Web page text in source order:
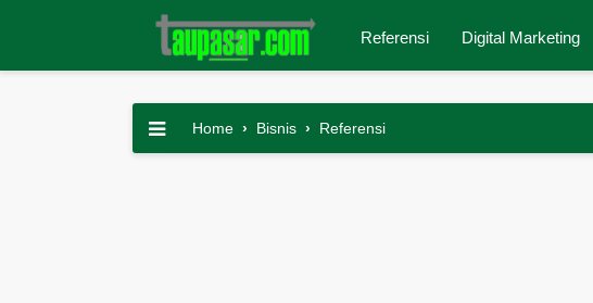
Referensi Digital Marketing
Home › Bisnis › Referensi